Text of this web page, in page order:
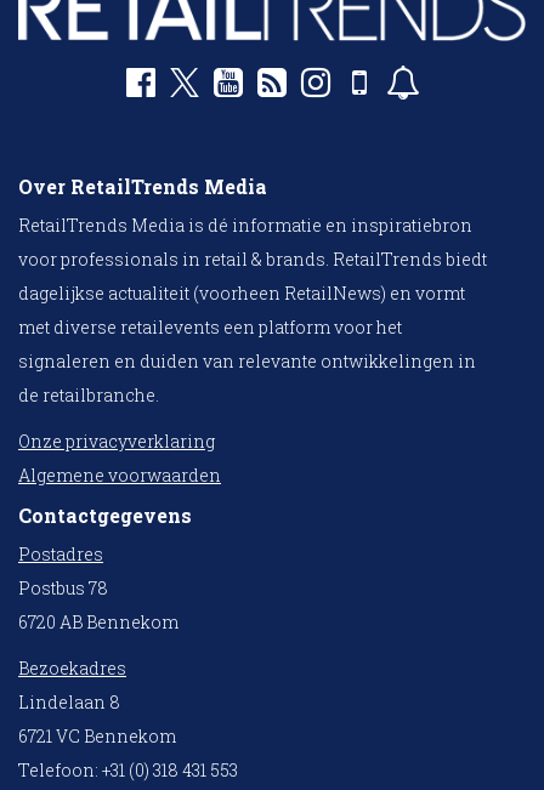
Over RetailTrends Media
RetailTrends Media is dé informatie en inspiratiebron
voor professionals in retail & brands. RetailTrends biedt
dagelijkse actualiteit (voorheen RetailNews) en vormt
met diverse retailevents een platform voor het
signaleren en duiden van relevante ontwikkelingen in
de retailbranche.
Onze privacyverklaring
Algemene voorwaarden
Contactgegevens
Postadres
Postbus 78
6720 AB Bennekom
Bezoekadres
Lindelaan 8
6721 VC Bennekom
Telefoon: +31 (0) 318 431 553